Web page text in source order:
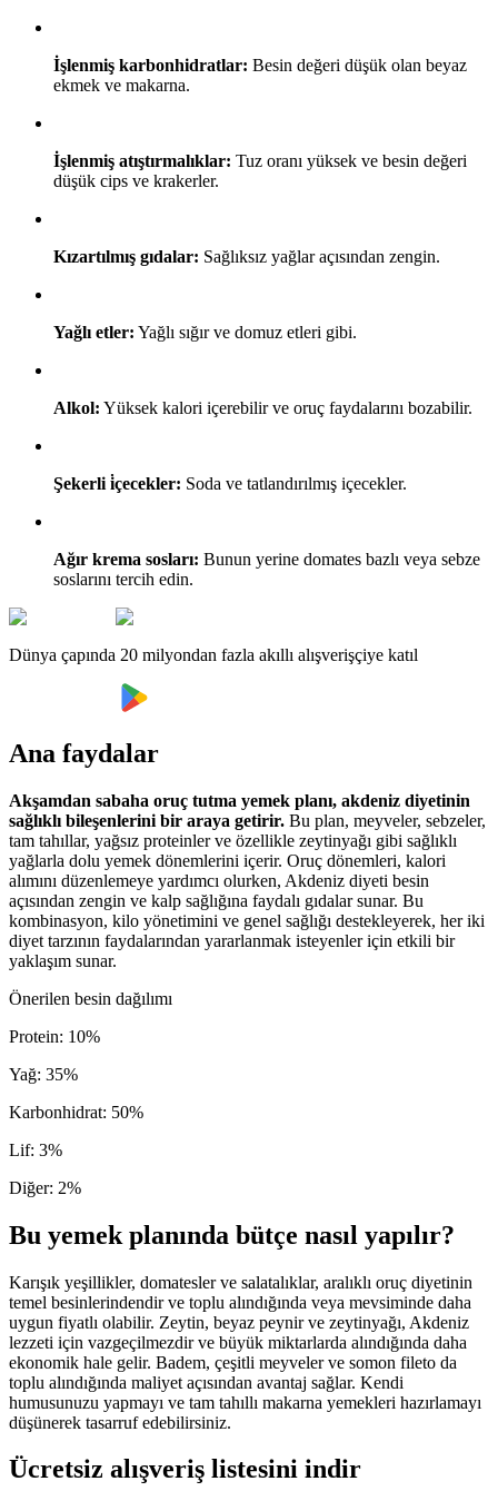
İşlenmiş karbonhidratlar: Besin değeri düşük olan beyaz
ekmek ve makarna.
İşlenmiş atıştırmalıklar: Tuz oranı yüksek ve besin değeri
düşük cips ve krakerler.
Kızartılmış gıdalar: Sağlıksız yağlar açısından zengin.
Yağlı etler: Yağlı sığır ve domuz etleri gibi.
Alkol: Yüksek kalori içerebilir ve oruç faydalarını bozabilir.
Şekerli i̇çecekler: Soda ve tatlandırılmış içecekler.
Ağır krema sosları: Bunun yerine domates bazlı veya sebze
soslarını tercih edin.
Dünya çapında 20 milyondan fazla akıllı alışverişçiye katıl
Ana faydalar
Akşamdan sabaha oruç tutma yemek planı, akdeniz diyetinin
sağlıklı bileşenlerini bir araya getirir. Bu plan, meyveler, sebzeler,
tam tahıllar, yağsız proteinler ve özellikle zeytinyağı gibi sağlıklı
yağlarla dolu yemek dönemlerini içerir. Oruç dönemleri, kalori
alımını düzenlemeye yardımcı olurken, Akdeniz diyeti besin
açısından zengin ve kalp sağlığına faydalı gıdalar sunar. Bu
kombinasyon, kilo yönetimini ve genel sağlığı destekleyerek, her iki
diyet tarzının faydalarından yararlanmak isteyenler için etkili bir
yaklaşım sunar.
Önerilen besin dağılımı
Protein: 10%
Yağ: 35%
Karbonhidrat: 50%
Lif: 3%
Diğer: 2%
Bu yemek planında bütçe nasıl yapılır?
Karışık yeşillikler, domatesler ve salatalıklar, aralıklı oruç diyetinin
temel besinlerindendir ve toplu alındığında veya mevsiminde daha
uygun fiyatlı olabilir. Zeytin, beyaz peynir ve zeytinyağı, Akdeniz
lezzeti için vazgeçilmezdir ve büyük miktarlarda alındığında daha
ekonomik hale gelir. Badem, çeşitli meyveler ve somon fileto da
toplu alındığında maliyet açısından avantaj sağlar. Kendi
humusunuzu yapmayı ve tam tahıllı makarna yemekleri hazırlamayı
düşünerek tasarruf edebilirsiniz.
Ücretsiz alışveriş listesini indir